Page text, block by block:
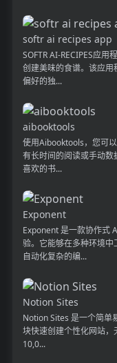
softr ai recipes app
SOFTR AI-RECIPES应
创建美味的食谱。该应用
偏好的独...
aibooktools
使用Aibooktools，您可
有长时间的阅读或手动
喜欢的书...
Exponent
Exponent 是一款协作式
验。它能够在多种环境
自动化复杂的编...
Notion Sites
Notion Sites 是一个简单
块快速创建个性化网站
10,0...